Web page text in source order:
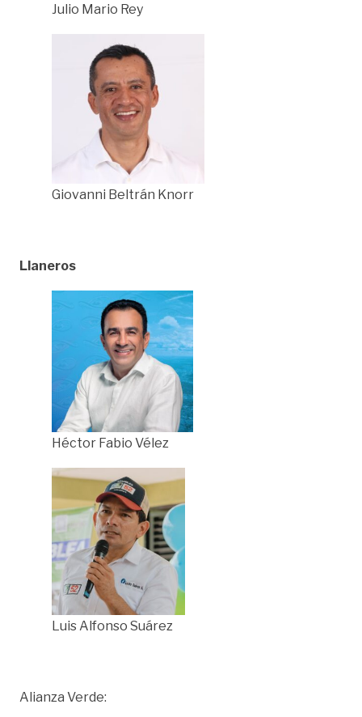
Julio Mario Rey
Giovanni Beltrán Knorr
Llaneros
Héctor Fabio Vélez
Luis Alfonso Suárez
Alianza Verde: